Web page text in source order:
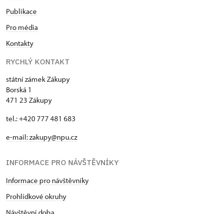
Publikace
Pro média
Kontakty
RYCHLÝ KONTAKT
státní zámek Zákupy
Borská 1
471 23 Zákupy
tel.: +420 777 481 683
e-mail: zakupy@npu.cz
INFORMACE PRO NÁVŠTĚVNÍKY
Informace pro návštěvníky
Prohlídkové okruhy
Návštěvní doba